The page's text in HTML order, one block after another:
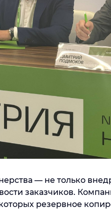
— не только
заказчиков.
резервное